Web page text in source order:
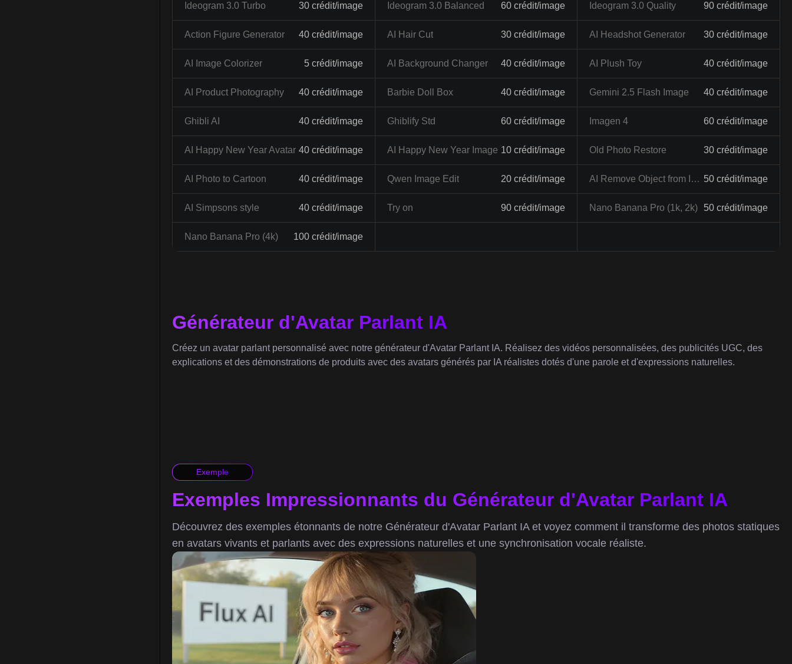
Ideogram 3.0 Turbo 30 crédit/image Ideogram 3.0 Balanced 60 crédit/image Ideogram 3.0 Quality 90 crédit/image
Action Figure Generator 40 crédit/image AI Hair Cut 30 crédit/image AI Headshot Generator 30 crédit/image
AI Image Colorizer 5 crédit/image AI Background Changer 40 crédit/image AI Plush Toy 40 crédit/image
AI Product Photography 40 crédit/image Barbie Doll Box 40 crédit/image Gemini 2.5 Flash Image 40 crédit/image
Ghibli AI 40 crédit/image Ghiblify Std 60 crédit/image Imagen 4 60 crédit/image
AI Happy New Year Avatar 40 crédit/image AI Happy New Year Image 10 crédit/image Old Photo Restore 30 crédit/image
AI Photo to Cartoon 40 crédit/image Qwen Image Edit 20 crédit/image AI Remove Object from Image 50 crédit/image
AI Simpsons style 40 crédit/image Try on 90 crédit/image Nano Banana Pro (1k, 2k) 50 crédit/image
Nano Banana Pro (4k) 100 crédit/image
Générateur d'Avatar Parlant IA
Créez un avatar parlant personnalisé avec notre générateur d'Avatar Parlant IA. Réalisez des vidéos personnalisées, des publicités UGC, des
explications et des démonstrations de produits avec des avatars générés par IA réalistes dotés d'une parole et d'expressions naturelles.
Exemple
Exemples Impressionnants du Générateur d'Avatar Parlant IA
Découvrez des exemples étonnants de notre Générateur d'Avatar Parlant IA et voyez comment il transforme des photos statiques
en avatars vivants et parlants avec des expressions naturelles et une synchronisation vocale réaliste.